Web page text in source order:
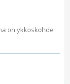
on ykköskohde